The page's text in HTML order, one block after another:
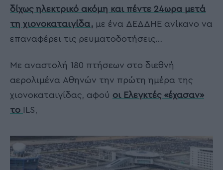
δίχως ηλεκτρικό ακόμη και πέντε 24ωρα μετά
τη χιονοκαταιγίδα, με ένα ΔΕΔΔΗΕ ανίκανο να
επαναφέρει τις ρευματοδοτήσεις…
Με αναστολή 180 πτήσεων στο διεθνή
αερολιμένα Αθηνών την πρώτη ημέρα της
χιονοκαταιγίδας, αφού οι Ελεγκτές «έχασαν»
το ILS,